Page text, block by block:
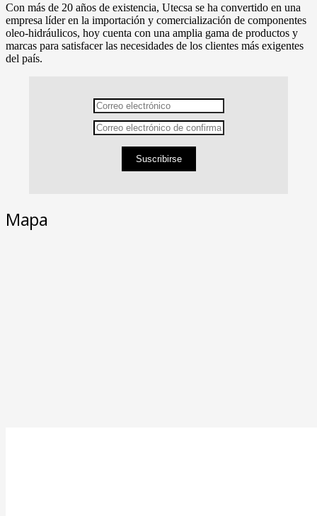
Con más de 20 años de existencia, Utecsa se ha convertido en una
empresa líder en la importación y comercialización de componentes
oleo-hidráulicos, hoy cuenta con una amplia gama de productos y
marcas para satisfacer las necesidades de los clientes más exigentes
del país.
Suscribirse
Mapa